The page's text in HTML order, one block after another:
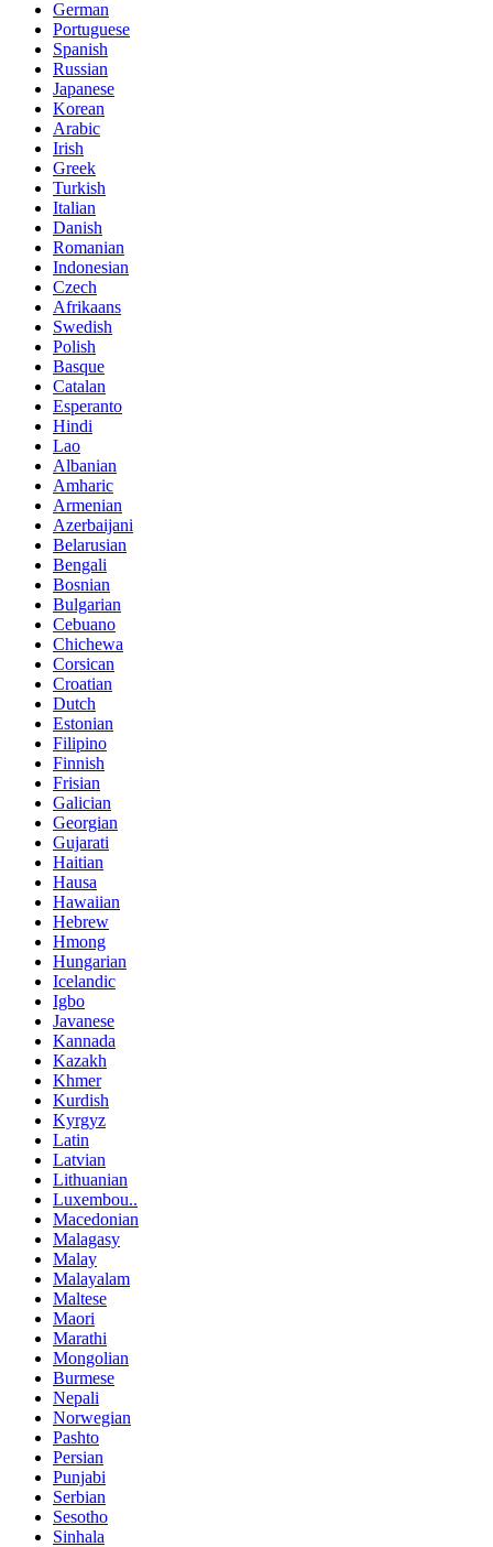
German
Portuguese
Spanish
Russian
Japanese
Korean
Arabic
Irish
Greek
Turkish
Italian
Danish
Romanian
Indonesian
Czech
Afrikaans
Swedish
Polish
Basque
Catalan
Esperanto
Hindi
Lao
Albanian
Amharic
Armenian
Azerbaijani
Belarusian
Bengali
Bosnian
Bulgarian
Cebuano
Chichewa
Corsican
Croatian
Dutch
Estonian
Filipino
Finnish
Frisian
Galician
Georgian
Gujarati
Haitian
Hausa
Hawaiian
Hebrew
Hmong
Hungarian
Icelandic
Igbo
Javanese
Kannada
Kazakh
Khmer
Kurdish
Kyrgyz
Latin
Latvian
Lithuanian
Luxembou..
Macedonian
Malagasy
Malay
Malayalam
Maltese
Maori
Marathi
Mongolian
Burmese
Nepali
Norwegian
Pashto
Persian
Punjabi
Serbian
Sesotho
Sinhala